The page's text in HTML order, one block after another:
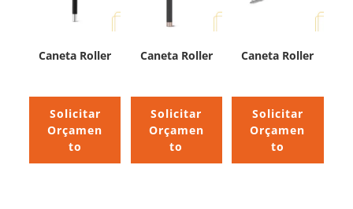
Caneta Roller
Solicitar
Orçamen
to
Caneta Roller
Solicitar
Orçamen
to
Caneta Roller
Solicitar
Orçamen
to